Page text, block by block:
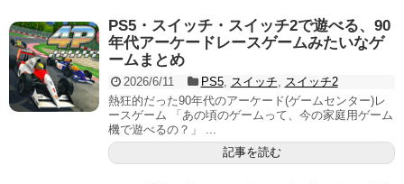
PS5・スイッチ・スイッチ2で遊べる、90
年代アーケードレースゲームみたいなゲ
ームまとめ
2026/6/11 PS5, スイッチ, スイッチ2
熱狂的だった90年代のアーケード(ゲームセンター)レ
ースゲーム 「あの頃のゲームって、今の家庭用ゲーム
機で遊べるの？」 ...
記事を読む